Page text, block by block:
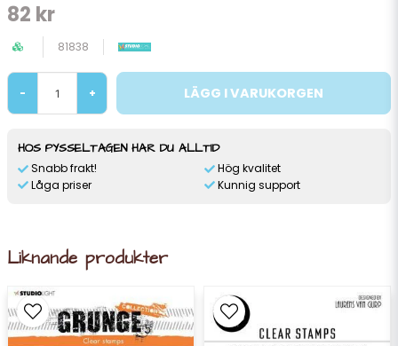
82 kr
81838
- + LÄGG I VARUKORGEN
HOS PYSSELTAGEN HAR DU ALLTID
Snabb frakt!
Låga priser
Hög kvalitet
Kunnig support
Liknande produkter